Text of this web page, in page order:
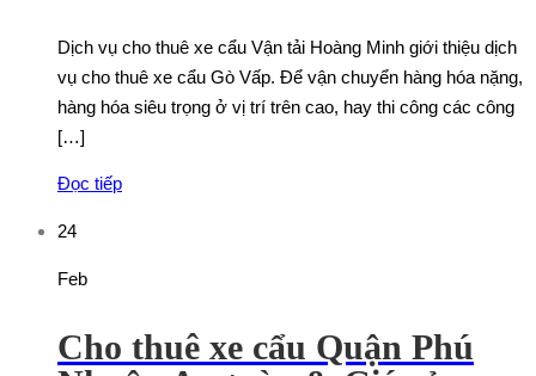
Dịch vụ cho thuê xe cẩu Vận tải Hoàng Minh giới thiệu dịch
vụ cho thuê xe cẩu Gò Vấp. Để vận chuyển hàng hóa nặng,
hàng hóa siêu trọng ở vị trí trên cao, hay thi công các công
[…]
Đọc tiếp
24
Feb
Cho thuê xe cẩu Quận Phú